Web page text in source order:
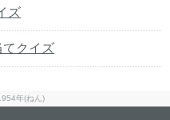
ズ
てクイズ
年(ねん)